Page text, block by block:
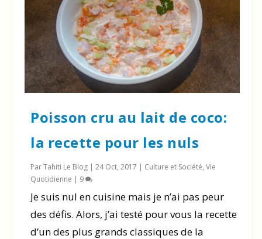
Poisson cru au lait de coco:
la recette pour les nuls
ParTahiti Le Blog |24 Oct, 2017 | Culture et Société,Vie
Quotidienne | 9
Je suis nul en cuisine mais je n’ai pas peur
des défis. Alors, j’ai testé pour vous la recette
d’un des plus grands classiques de la